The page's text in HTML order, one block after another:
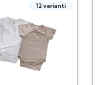
12 varianti